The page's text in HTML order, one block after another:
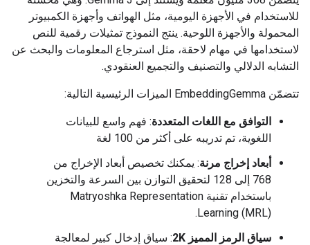
للاستخدام في الأجهزة اليومية، مثل الهواتف وأجهزة الكمبيوتر
المحمولة والأجهزة اللوحية. ينتج النموذج تمثيلات رقمية للنص
لاستخدامها في مهام لاحقة، مثل استرجاع المعلومات والبحث عن
التشابه الدلالي والتصنيف والتجميع العنقودي.
تتضمّن EmbeddingGemma الميزات الرئيسية التالية:
التوافق مع اللغات المتعددة: فهم واسع للبيانات
اللغوية، تم تدريبه على أكثر من 100 لغة
أبعاد إخراج مرنة: يمكنك تخصيص أبعاد الإخراج من
768 إلى 128 لتحقيق التوازن بين السرعة والتخزين
باستخدام تقنية Matryoshka Representation
Learning (MRL).
سياق الرمز المميز 2K
: سياق إدخال كبير لمعالجة